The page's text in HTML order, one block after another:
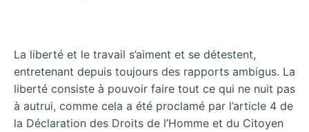
La liberté et le travail s’aiment et se détestent,
entretenant depuis toujours des rapports ambigus. La
liberté consiste à pouvoir faire tout ce qui ne nuit pas
à autrui, comme cela a été proclamé par l’article 4 de
la Déclaration des Droits de l’Homme et du Citoyen